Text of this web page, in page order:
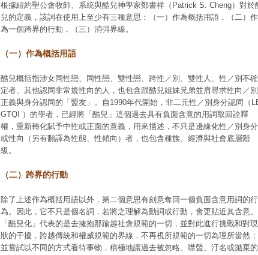
根據紐約聖公會牧師、系統與酷兒神學家鄭書祥（Patrick S. Cheng）對於
兒的定義，該詞在使用上至少有三種意思：（一）作為概括用語，（二）作
為一個跨界的行動，（三）消弭界線。
（一）作為概括用語
酷兒概括指涉女同性戀、同性戀、雙性戀、跨性／別、雙性人、性／別不確
定者、其他認同非常規性向的人，也包含跟酷兒姐妹兄弟並肩尋求性向／別
正義與身分認同的「盟友」。自1990年代開始，非二元性／別身分認同（
GTQI ）的學者，已經將「酷兒」這個過去具有負面含意的用詞取回詮釋
權，重新轉化賦予中性或正面的意義，用來描述，不只是邊緣化性／別身分
或性向（另有翻譯為性態、性傾向）者，也包含種族、經濟與社會底層階
級。
（二）跨界的行動
除了上述作為概括用語以外，第二個意思有刻意奪回一個負面含意用詞的行
為。因此，它不只是個名詞，若將之理解為動詞或行動，會更貼近其含意。
「酷兒化」代表的是去擁抱那踰越社會規範的一切，並對此進行挑戰和對現
狀的干擾，跨越傳統和權威規範的界線，不再視所規範的一切為理所當然；
並嘗試以不同的方式看待事物，積極地讓過去被忽略、噤聲、汙名或拋棄的